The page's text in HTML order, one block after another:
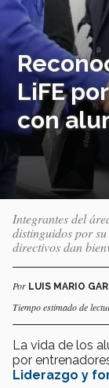
LiFE
con
Integrantes del
distinguidos por
directivos dan
Por LUIS MARIO
Tiempo estimado de
La vida de los
por
Liderazgo y